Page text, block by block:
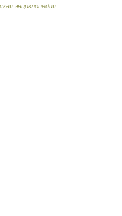
энциклопедия